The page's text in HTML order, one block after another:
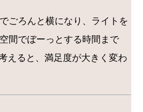
ごろんと横になり、ライトを
間でぼーっとする時間まで
えると、満足度が大きく変わ